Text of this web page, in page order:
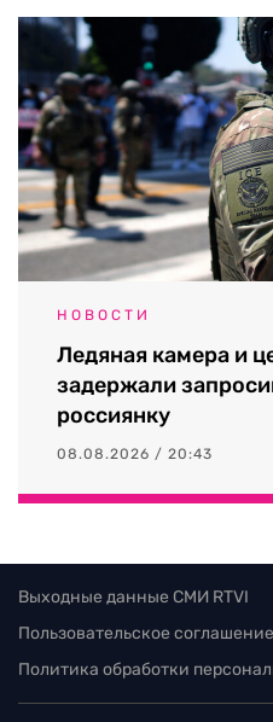
НОВОСТИ
Ледяная камера и
задержали
россиянку
08.08.2026 / 20:43
Выходные данные СМИ RTVI
Пользовательское соглашение
Политика обработки